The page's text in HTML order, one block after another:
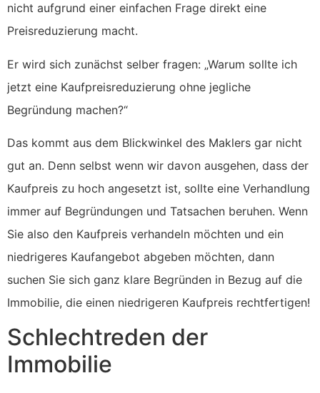
nicht aufgrund einer einfachen Frage direkt eine
Preisreduzierung macht.
Er wird sich zunächst selber fragen: „Warum sollte ich
jetzt eine Kaufpreisreduzierung ohne jegliche
Begründung machen?“
Das kommt aus dem Blickwinkel des Maklers gar nicht
gut an. Denn selbst wenn wir davon ausgehen, dass der
Kaufpreis zu hoch angesetzt ist, sollte eine Verhandlung
immer auf Begründungen und Tatsachen beruhen. Wenn
Sie also den Kaufpreis verhandeln möchten und ein
niedrigeres Kaufangebot abgeben möchten, dann
suchen Sie sich ganz klare Begründen in Bezug auf die
Immobilie, die einen niedrigeren Kaufpreis rechtfertigen!
Schlechtreden der
Immobilie